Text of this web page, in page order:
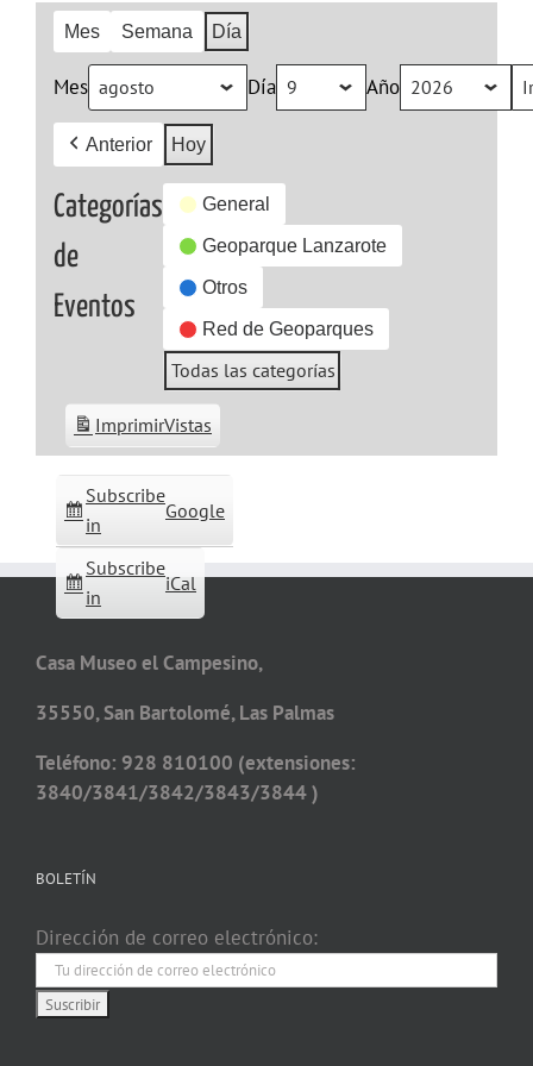
Mes Semana Día
Mes Día Año
Anterior Hoy
Categorías
de
Eventos
General
Geoparque Lanzarote
Otros
Red de Geoparques
Todas las categorías
Subscribe
in
Google
Subscribe
in
iCal
ImprimirVistas
Casa Museo el Campesino,
35550, San Bartolomé, Las Palmas
Teléfono: 928 810100 (extensiones:
3840/3841/3842/3843/3844 )
BOLETÍN
Dirección de correo electrónico: